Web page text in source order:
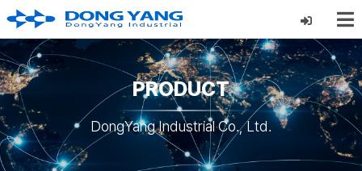
PRODUCT
DongYang Industrial Co., Ltd.